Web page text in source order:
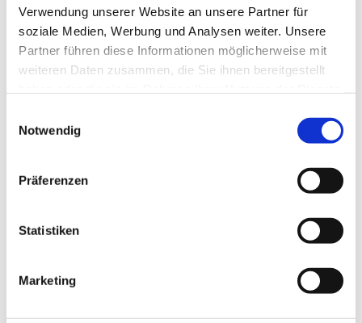
Verwendung unserer Website an unsere Partner für
soziale Medien, Werbung und Analysen weiter. Unsere
Partner führen diese Informationen möglicherweise mit
weiteren Daten zusammen, die Sie ihnen bereitgestellt
Notwendig
Präferenzen
Statistiken
Marketing
Dies könnte Sie auch
interessieren